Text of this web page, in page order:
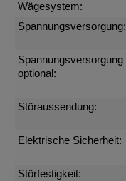
Wägesystem:
Spannungsversorgung:
Spannungsversorgung
optional:
Störaussendung:
Elektrische Sicherheit:
Störfestigkeit: